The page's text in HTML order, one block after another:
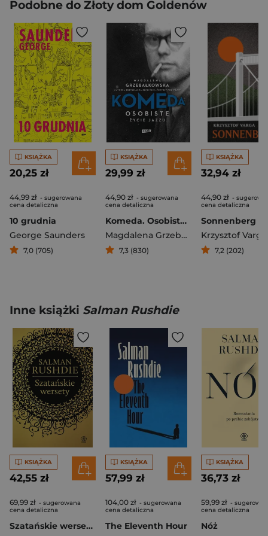
Podobne do Złoty dom Goldenów
KSIĄŻKA
20,25 zł
44,99 zł - sugerowana
cena detaliczna
10 grudnia
George Saunders
7,0 (705)
KSIĄŻKA
29,99 zł
44,90 zł - sugerowana
cena detaliczna
Komeda. Osobiste życie jazzu
Magdalena Grzebałkowska
7,3 (830)
KSIĄŻKA
32,94 zł
44,90 zł -
cena detaliczna
Sonnenberg
Krzysztof Varga
7,2 (202)
Inne książki Salman Rushdie
KSIĄŻKA
42,55 zł
69,99 zł - sugerowana
cena detaliczna
Szatańskie wersety. Mistrzowie literatury
KSIĄŻKA
57,99 zł
104,00 zł - sugerowana
cena detaliczna
The Eleventh Hour
KSIĄŻKA
36,73 zł
59,99 zł -
cena detaliczna
Nóż